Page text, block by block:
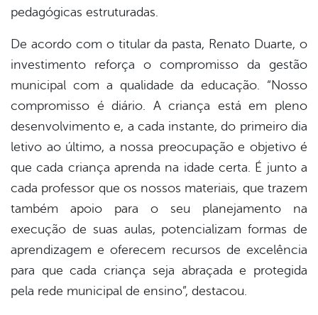
pedagógicas estruturadas.
De acordo com o titular da pasta, Renato Duarte, o
investimento reforça o compromisso da gestão
municipal com a qualidade da educação. “Nosso
compromisso é diário. A criança está em pleno
desenvolvimento e, a cada instante, do primeiro dia
letivo ao último, a nossa preocupação e objetivo é
que cada criança aprenda na idade certa. É junto a
cada professor que os nossos materiais, que trazem
também apoio para o seu planejamento na
execução de suas aulas, potencializam formas de
aprendizagem e oferecem recursos de excelência
para que cada criança seja abraçada e protegida
pela rede municipal de ensino”, destacou.